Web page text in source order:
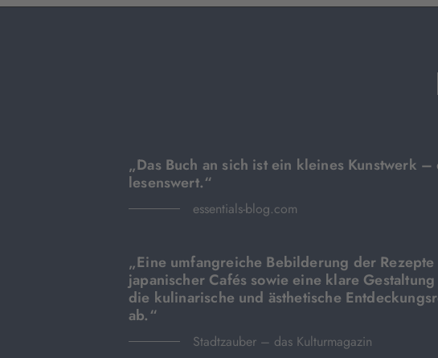
„Das Buch an sich ist ein kleines Kunstwerk –
lesenswert.“
essentials-blog.com
„Eine umfangreiche Bebilderung der Rezepte
japanischer Cafés sowie eine klare
die kulinarische und ästhetische
ab.“
Stadtzauber – das Kulturmagazin